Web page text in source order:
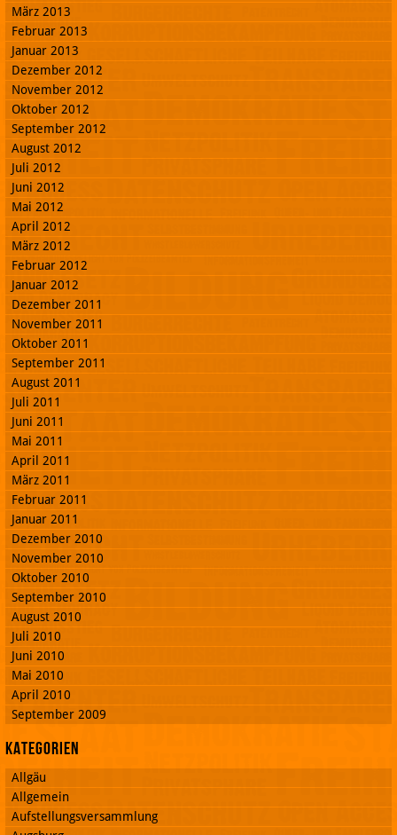
März 2013
Februar 2013
Januar 2013
Dezember 2012
November 2012
Oktober 2012
September 2012
August 2012
Juli 2012
Juni 2012
Mai 2012
April 2012
März 2012
Februar 2012
Januar 2012
Dezember 2011
November 2011
Oktober 2011
September 2011
August 2011
Juli 2011
Juni 2011
Mai 2011
April 2011
März 2011
Februar 2011
Januar 2011
Dezember 2010
November 2010
Oktober 2010
September 2010
August 2010
Juli 2010
Juni 2010
Mai 2010
April 2010
September 2009
Kategorien
Allgäu
Allgemein
Aufstellungsversammlung